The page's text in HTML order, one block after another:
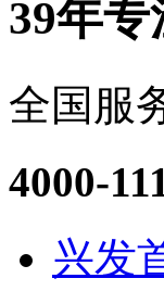
39年
全国服
4000-
兴发